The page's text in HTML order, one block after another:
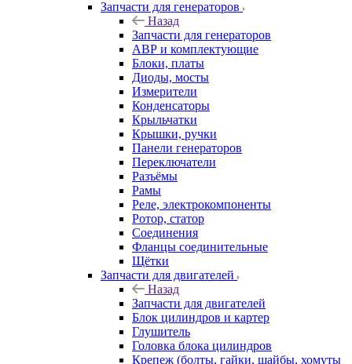
Запчасти для генераторов
Назад
Запчасти для генераторов
АВР и комплектующие
Блоки, платы
Диоды, мосты
Измерители
Конденсаторы
Крыльчатки
Крышки, ручки
Панели генераторов
Переключатели
Разъёмы
Рамы
Реле, электрокомпоненты
Ротор, статор
Соединения
Фланцы соединительные
Щётки
Запчасти для двигателей
Назад
Запчасти для двигателей
Блок цилиндров и картер
Глушитель
Головка блока цилиндров
Крепеж (болты, гайки, шайбы, хомуты